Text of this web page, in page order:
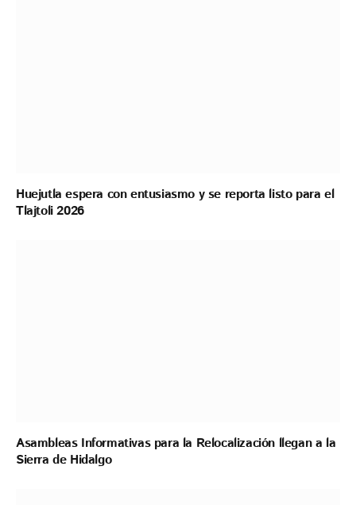
Huejutla espera con entusiasmo y se reporta listo para el
Tlajtoli 2026
Asambleas Informativas para la Relocalización llegan a la
Sierra de Hidalgo